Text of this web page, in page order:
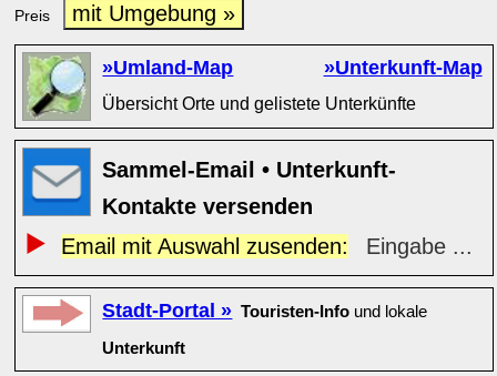
Preis
mit Umgebung »
»Umland-Map »Unterkunft-Map
Übersicht Orte und gelistete Unterkünfte
Sammel-Email • Unterkunft-
Kontakte versenden
Email mit Auswahl zusenden:
Eingabe ...
Stadt-Portal » Touristen-Info und lokale
Unterkunft